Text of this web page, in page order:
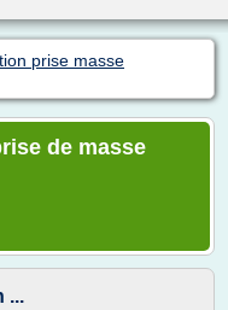
prise masse
de masse
...